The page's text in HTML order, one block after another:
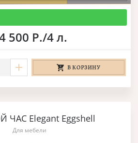
500 Р./4 л.
В КОРЗИНУ
ЧАС Elegant Eggshell
Для мебели